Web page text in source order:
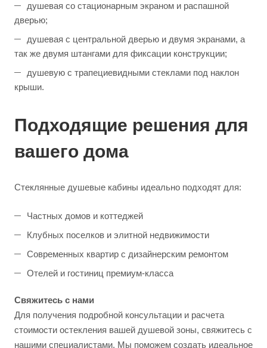
душевая со стационарным экраном и распашной
дверью;
душевая с центральной дверью и двумя экранами, а
так же двумя штангами для фиксации конструкции;
душевую с трапециевидными стеклами под наклон
крыши.
Подходящие решения для
вашего дома
Стеклянные душевые кабины идеально подходят для:
Частных домов и коттеджей
Клубных поселков и элитной недвижимости
Современных квартир с дизайнерским ремонтом
Отелей и гостиниц премиум-класса
Свяжитесь с нами
Для получения подробной консультации и расчета
стоимости остекления вашей душевой зоны, свяжитесь с
нашими специалистами. Мы поможем создать идеальное